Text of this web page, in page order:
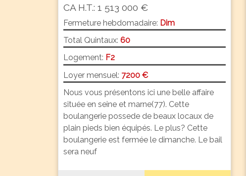
CA H.T.: 1 513 000 €
Fermeture hebdomadaire: Dim
Total Quintaux: 60
Logement: F2
Loyer mensuel: 7200 €
Nous vous présentons ici une belle affaire
située en seine et marne(77). Cette
boulangerie possede de beaux locaux de
plain pieds bien équipés. Le plus? Cette
boulangerie est fermée le dimanche. Le bail
sera neuf